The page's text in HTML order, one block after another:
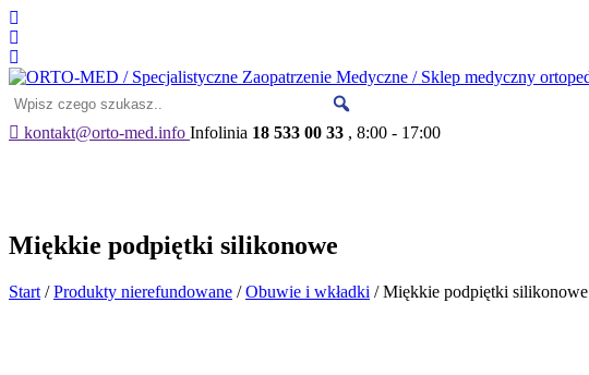
kontakt@orto-med.info Infolinia 18 533 00 33 , 8:00 - 17:00
Miękkie podpiętki silikonowe
Start /Produkty nierefundowane /Obuwie i wkładki / Miękkie podpiętki silikonowe